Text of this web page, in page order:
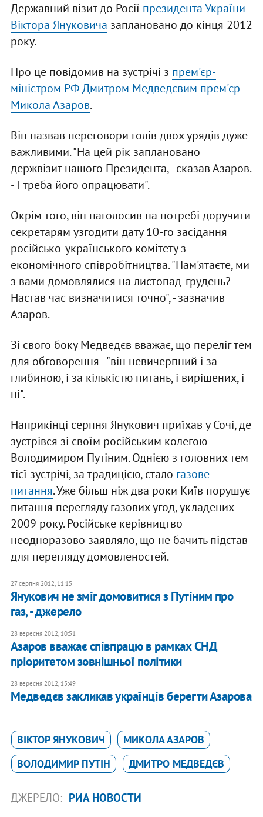
Державний візит до Росії президента України
Віктора Януковича заплановано до кінця 2012
року.
Про це повідомив на зустрічі з прем'єр-
міністром РФ Дмитром Медведєвим прем'єр
Микола Азаров.
Він назвав переговори голів двох урядів дуже
важливими. "На цей рік заплановано
держвізит нашого Президента, - сказав Азаров.
- І треба його опрацювати".
Окрім того, він наголосив на потребі доручити
секретарям узгодити дату 10-го засідання
російсько-українського комітету з
економічного співробітництва. "Пам'ятаєте, ми
з вами домовлялися на листопад-грудень?
Настав час визначитися точно", - зазначив
Азаров.
Зі свого боку Медведєв вважає, що переліг тем
для обговорення - "він невичерпний і за
глибиною, і за кількістю питань, і вирішених, і
ні".
Наприкінці серпня Янукович приїхав у Сочі, де
зустрівся зі своїм російським колегою
Володимиром Путіним. Однією з головних тем
тієї зустрічі, за традицією, стало газове
питання. Уже більш ніж два роки Київ порушує
питання перегляду газових угод, укладених
2009 року. Російське керівництво
неодноразово заявляло, що не бачить підстав
для перегляду домовленостей.
27 серпня 2012, 11:15
Янукович не зміг домовитися з Путіним про
газ, - джерело
28 вересня 2012, 10:51
Азаров вважає співпрацю в рамках СНД
пріоритетом зовнішньої політики
28 вересня 2012, 15:49
Медведєв закликав українців берегти Азарова
ВІКТОР ЯНУКОВИЧ
МИКОЛА АЗАРОВ
ВОЛОДИМИР ПУТІН
ДМИТРО МЕДВЕДЄВ
ДЖЕРЕЛО: РИА НОВОСТИ